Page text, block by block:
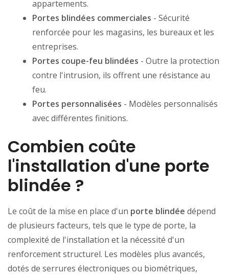
appartements.
Portes blindées commerciales - Sécurité
renforcée pour les magasins, les bureaux et les
entreprises.
Portes coupe-feu blindées - Outre la protection
contre l'intrusion, ils offrent une résistance au
feu.
Portes personnalisées - Modèles personnalisés
avec différentes finitions.
Combien coûte
l'installation d'une porte
blindée ?
Le coût de la mise en place d'un porte blindée dépend
de plusieurs facteurs, tels que le type de porte, la
complexité de l'installation et la nécessité d'un
renforcement structurel. Les modèles plus avancés,
dotés de serrures électroniques ou biométriques,